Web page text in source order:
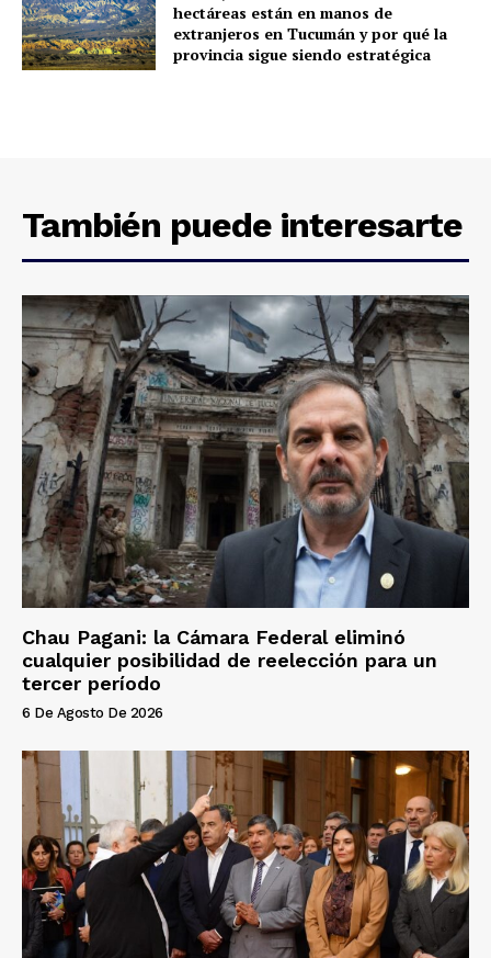
hectáreas están en manos de
extranjeros en Tucumán y por qué la
provincia sigue siendo estratégica
También puede interesarte
Chau Pagani: la Cámara Federal eliminó
cualquier posibilidad de reelección para un
tercer período
6 De Agosto De 2026